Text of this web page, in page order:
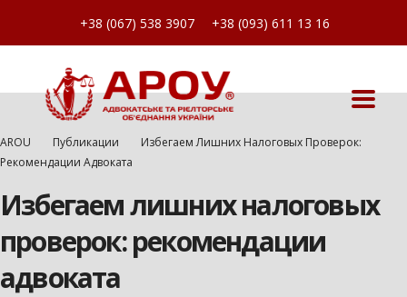
+38 (067) 538 3907 +38 (093) 611 13 16
AROU Публикации
Избегаем Лишних Налоговых Проверок:
Рекомендации Адвоката
Избегаем лишних налоговых
проверок: рекомендации
адвоката